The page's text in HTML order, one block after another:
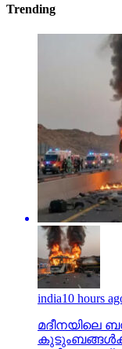
Trending
india10 hours
മദീനയിലെ